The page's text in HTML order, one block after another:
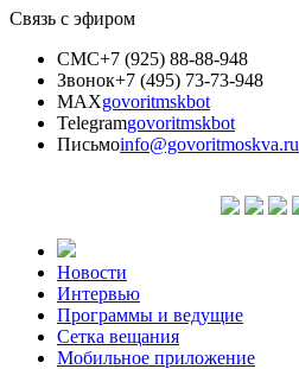
Связь с эфиром
СМС+7 (925) 88-88-948
Звонок+7 (495) 73-73-948
MAXgovoritmskbot
Telegramgovoritmskbot
Письмоinfo@govoritmoskva.ru
Новости
Интервью
Программы и ведущие
Сетка вещания
Мобильное приложение